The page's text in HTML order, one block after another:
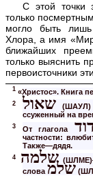
С этой точки
только
могло быть
Хлора, а имя
ближайших
только выяснить
первоисточники
1 «Христос». Книга
2 שאול (ШАУЛ)
ссуженный на
3 От глагола
частности:
Также—дядя.
4 שלמה
слова שלמ